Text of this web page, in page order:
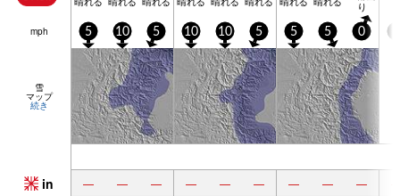
り
mph 5 10 5 10 10 5 5 5 0
雪
マップ
続き
in — — — — — — — — —